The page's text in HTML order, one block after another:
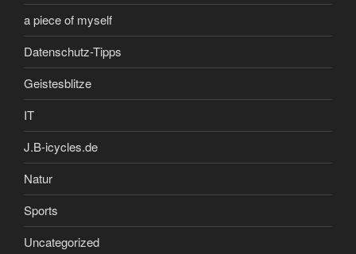
a piece of myself
Datenschutz-Tipps
Geistesblitze
IT
J.B-icycles.de
Natur
Sports
Uncategorized